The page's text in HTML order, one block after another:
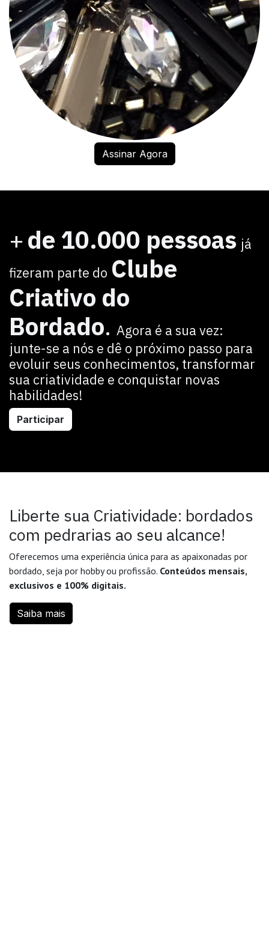
Assinar Agora
+de 10.000 pessoas já
fizeram parte do Clube
Criativo do
Bordado. Agora é a sua vez:
junte-se a nós e dê o próximo passo para
evoluir seus conhecimentos, transformar
sua criatividade e conquistar novas
habilidades!
Participar
Liberte sua Criatividade: bordados
com pedrarias ao seu alcance!
Oferecemos uma experiência única para as apaixonadas por
bordado, seja por hobby ou profissão. Conteúdos mensais,
exclusivos e 100% digitais.
Saiba mais